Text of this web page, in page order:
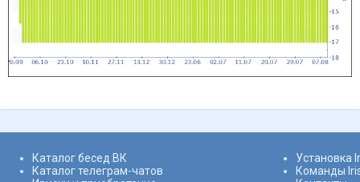
Каталог бесед ВК
Каталог телеграм-чатов
Установка
Команды